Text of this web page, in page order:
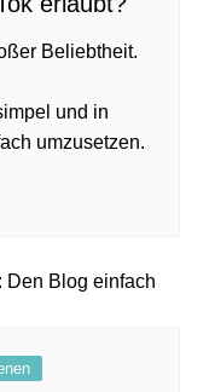
Beliebtheit.
und in
umzusetzen.